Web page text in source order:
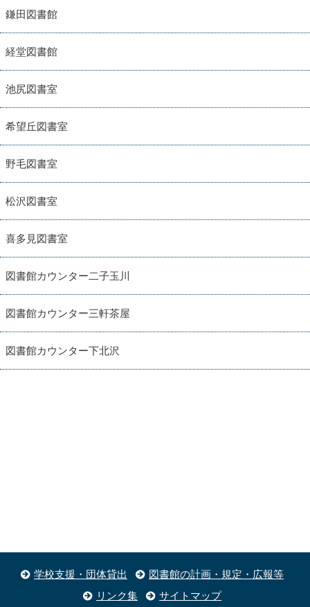
鎌田図書館
経堂図書館
池尻図書室
希望丘図書室
野毛図書室
松沢図書室
喜多見図書室
図書館カウンター二子玉川
図書館カウンター三軒茶屋
図書館カウンター下北沢
学校支援・団体貸出
図書館の計画・規定・広報等
リンク集
サイトマップ